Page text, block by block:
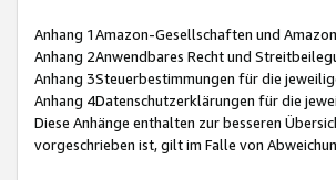
Anhang 1Amazon-Gesellschaften und
Anhang 2Anwendbares Recht und
Anhang 3Steuerbestimmungen für die
Anhang 4Datenschutzerklärungen für die
Diese Anhänge enthalten zur besseren
vorgeschrieben ist, gilt im Falle von